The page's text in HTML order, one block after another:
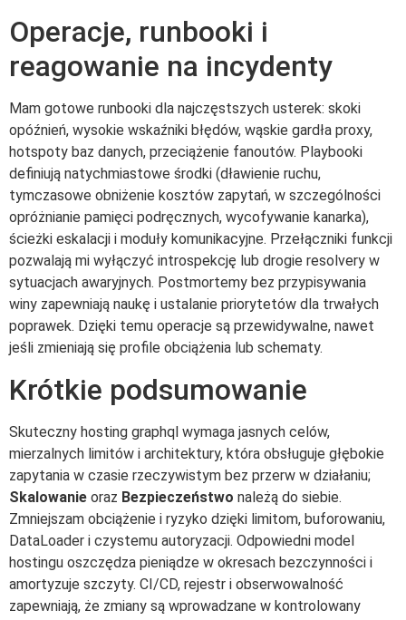
Operacje, runbooki i
reagowanie na incydenty
Mam gotowe runbooki dla najczęstszych usterek: skoki
opóźnień, wysokie wskaźniki błędów, wąskie gardła proxy,
hotspoty baz danych, przeciążenie fanoutów. Playbooki
definiują natychmiastowe środki (dławienie ruchu,
tymczasowe obniżenie kosztów zapytań, w szczególności
opróżnianie pamięci podręcznych, wycofywanie kanarka),
ścieżki eskalacji i moduły komunikacyjne. Przełączniki funkcji
pozwalają mi wyłączyć introspekcję lub drogie resolvery w
sytuacjach awaryjnych. Postmortemy bez przypisywania
winy zapewniają naukę i ustalanie priorytetów dla trwałych
poprawek. Dzięki temu operacje są przewidywalne, nawet
jeśli zmieniają się profile obciążenia lub schematy.
Krótkie podsumowanie
Skuteczny hosting graphql wymaga jasnych celów,
mierzalnych limitów i architektury, która obsługuje głębokie
zapytania w czasie rzeczywistym bez przerw w działaniu;
Skalowanie oraz Bezpieczeństwo należą do siebie.
Zmniejszam obciążenie i ryzyko dzięki limitom, buforowaniu,
DataLoader i czystemu autoryzacji. Odpowiedni model
hostingu oszczędza pieniądze w okresach bezczynności i
amortyzuje szczyty. CI/CD, rejestr i obserwowalność
zapewniają, że zmiany są wprowadzane w kontrolowany